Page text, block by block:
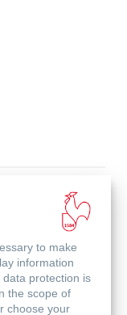
to make
information
protection is
the scope of
choose your